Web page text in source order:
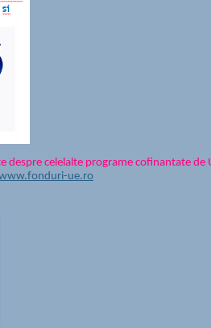
despre celelalte programe cofinantate de
ue.ro